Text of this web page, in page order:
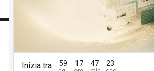
Inizia tra 59 17 47 22